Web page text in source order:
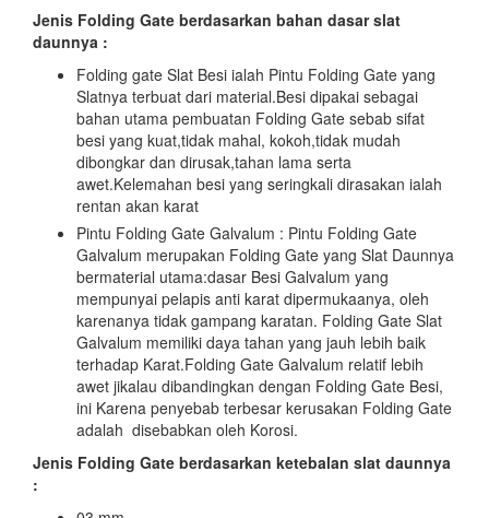
Jenis Folding Gate berdasarkan bahan dasar slat
daunnya :
Folding gate Slat Besi ialah Pintu Folding Gate yang
Slatnya terbuat dari material.Besi dipakai sebagai
bahan utama pembuatan Folding Gate sebab sifat
besi yang kuat,tidak mahal, kokoh,tidak mudah
dibongkar dan dirusak,tahan lama serta
awet.Kelemahan besi yang seringkali dirasakan ialah
rentan akan karat
Pintu Folding Gate Galvalum : Pintu Folding Gate
Galvalum merupakan Folding Gate yang Slat Daunnya
bermaterial utama:dasar Besi Galvalum yang
mempunyai pelapis anti karat dipermukaanya, oleh
karenanya tidak gampang karatan. Folding Gate Slat
Galvalum memiliki daya tahan yang jauh lebih baik
terhadap Karat.Folding Gate Galvalum relatif lebih
awet jikalau dibandingkan dengan Folding Gate Besi,
ini Karena penyebab terbesar kerusakan Folding Gate
adalah disebabkan oleh Korosi.
Jenis Folding Gate berdasarkan ketebalan slat daunnya
: